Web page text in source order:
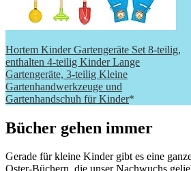
Hortem Kinder Gartengeräte Set 8-teilig,
enthalten 4-teilig Kinder Lange
Gartengeräte, 3-teilig Kleine
Gartenhandwerkzeuge und
Gartenhandschuh für Kinder*
Bücher gehen immer
Gerade für kleine Kinder gibt es eine